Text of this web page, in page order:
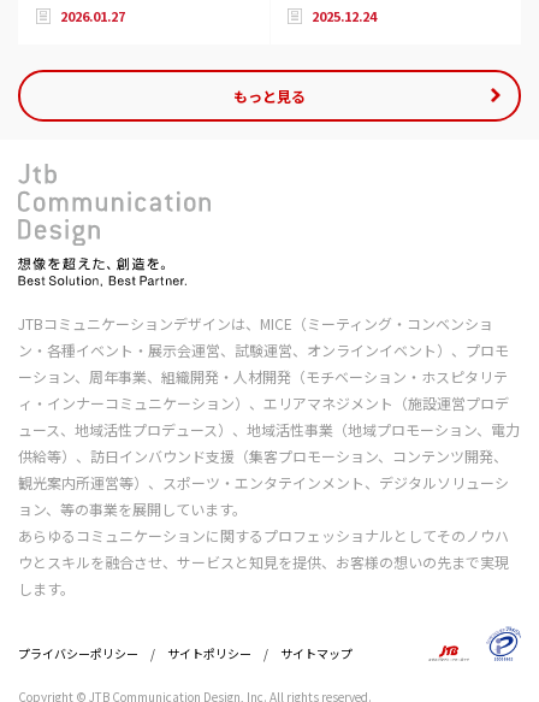
2026.01.27 2025.12.24
もっと見る
JTBコミュニケーションデザインは、MICE（ミーティング・コンベンショ
ン・各種イベント・展示会運営、試験運営、オンラインイベント）、プロモ
ーション、周年事業、組織開発・人材開発（モチベーション・ホスピタリテ
ィ・インナーコミュニケーション）、エリアマネジメント（施設運営プロデ
ュース、地域活性プロデュース）、地域活性事業（地域プロモーション、電力
供給等）、訪日インバウンド支援（集客プロモーション、コンテンツ開発、
観光案内所運営等）、スポーツ・エンタテインメント、デジタルソリューシ
ョン、等の事業を展開しています。
あらゆるコミュニケーションに関するプロフェッショナルとしてそのノウハ
ウとスキルを融合させ、サービスと知見を提供、お客様の想いの先まで実現
します。
プライバシーポリシー / サイトポリシー / サイトマップ
Copyright © JTB Communication Design, Inc. All rights reserved.